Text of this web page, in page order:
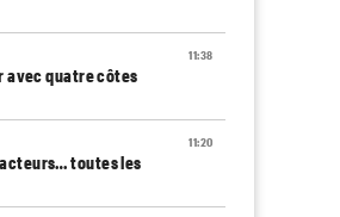
11:38
avec quatre côtes
11:20
toutes les